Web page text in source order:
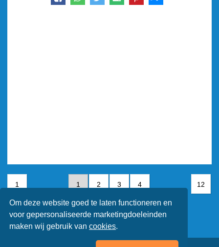
Om deze website goed te laten functioneren en
voor gepersonaliseerde marketingdoeleinden
maken wij gebruik vancookies.
1 1 2 3 4 12